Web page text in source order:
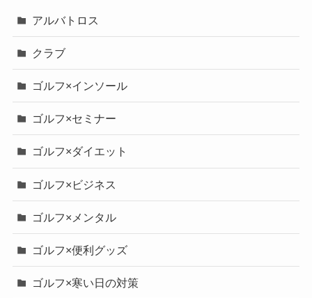
アルバトロス
クラブ
ゴルフ×インソール
ゴルフ×セミナー
ゴルフ×ダイエット
ゴルフ×ビジネス
ゴルフ×メンタル
ゴルフ×便利グッズ
ゴルフ×寒い日の対策